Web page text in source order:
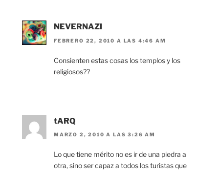
NEVERNAZI
FEBRERO 22, 2010 A LAS 4:46 AM
Consienten estas cosas los templos y los
religiosos??
tARQ
MARZO 2, 2010 A LAS 3:26 AM
Lo que tiene mérito no es ir de una piedra a
otra, sino ser capaz a todos los turistas que